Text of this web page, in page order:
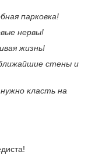
парковка!
нервы!
жизнь!
стены и
класть на